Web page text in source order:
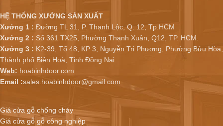
HỆ THỐNG XƯỞNG SẢN XUẤT
Xưởng 1 : Đường TL 31, P. Thạnh Lộc, Q. 12, Tp.HCM
Xưởng 2 : Số 361 TX25, Phường Thạnh Xuân, Q12, TP. HCM.
Xưởng 3 : K2-39, Tổ 48, KP 3, Nguyễn Tri Phương, Phường Bửu Hòa,
Thành phố Biên Hoà, Tỉnh Đồng Nai
Web: hoabinhdoor.com
Email :sales.hoabinhdoor@gmail.com
Giá cửa gỗ chống cháy
Giá cửa gỗ gỗ công nghiệp